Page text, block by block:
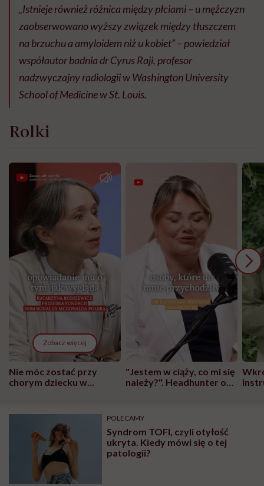
„Istnieje również różnica między płciami – u mężczyzn
zaobserwowano wyższy związek między tłuszczem
na brzuchu a amyloidem niż u kobiet” – powiedział
współautor badnia dr Cyrus Raji, profesor
nadzwyczajny radiologii w Washington University
School of Medicine w St. Louis.
Rolki
Zobacz więcej
Nie móc zostać przy
chorym dziecku w
może chyba tylko
głupota i brak
wyobraźni"
"Jestem w ciąży, co mi się
należy?". Headhunter o
pracy
POLECAMY
Syndrom TOFI, czyli otyłość
ukryta. Kiedy mówi się o tej
patologii?